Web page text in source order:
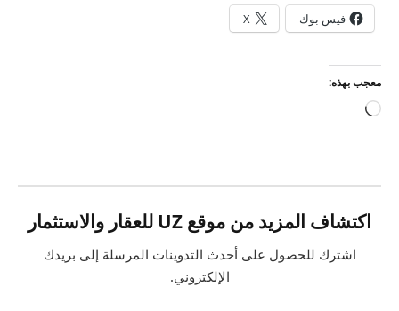
فيس بوك X
معجب بهذه:
جاري
اكتشاف المزيد من موقع UZ للعقار والاستثمار
اشترك للحصول على أحدث التدوينات المرسلة إلى بريدك
الإلكتروني.